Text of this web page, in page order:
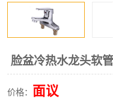
脸盆冷热水龙头软
价格： 面议